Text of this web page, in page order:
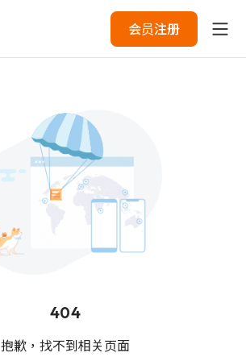
会员注册
404
抱歉，找不到相关页面